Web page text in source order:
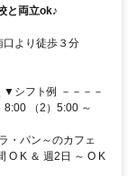
と両立ok♪
口より徒歩３分
▼シフト例 －－－－
8:00 （2）5:00 ～
・パン～のカフェ
O K ＆ 週2日 ～ O K